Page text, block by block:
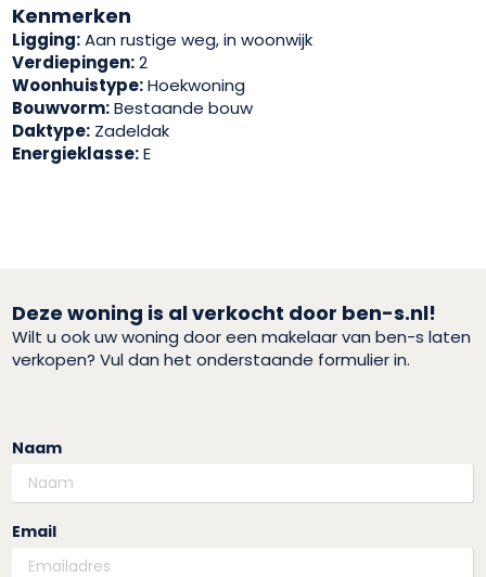
Kenmerken
Ligging:Aan rustige weg, in woonwijk
Verdiepingen:2
Woonhuistype:Hoekwoning
Bouwvorm:Bestaande bouw
Daktype: Zadeldak
Energieklasse:E
Deze woning is al verkocht door ben-s.nl!
Wilt u ook uw woning door een makelaar van ben-s laten
verkopen? Vul dan het onderstaande formulier in.
Naam
Email